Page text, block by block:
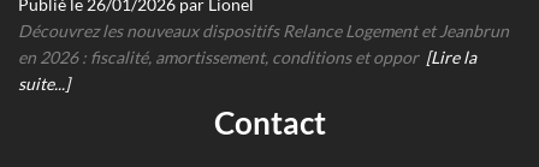
Publié le 26/01/2026 par Lionel
Découvrez les nouveaux dispositifs Relance Logement et Jeanbrun
en 2026 : fiscalité, amortissement, conditions et oppor [Lire la
suite...]
Contact